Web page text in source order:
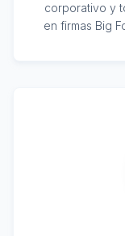
corporativo y
en firmas Big